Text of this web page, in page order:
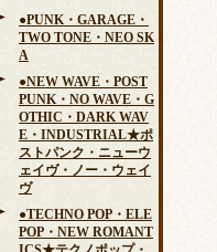
●PUNK・GARAGE・
TWO TONE・NEO SK
A
●NEW WAVE・POST
PUNK・NO WAVE・G
OTHIC・DARK WAV
E・INDUSTRIAL★ポ
ストパンク・ニューウ
ェイヴ・ノー・ウェイ
ヴ
●TECHNO POP・ELE
POP・NEW ROMANT